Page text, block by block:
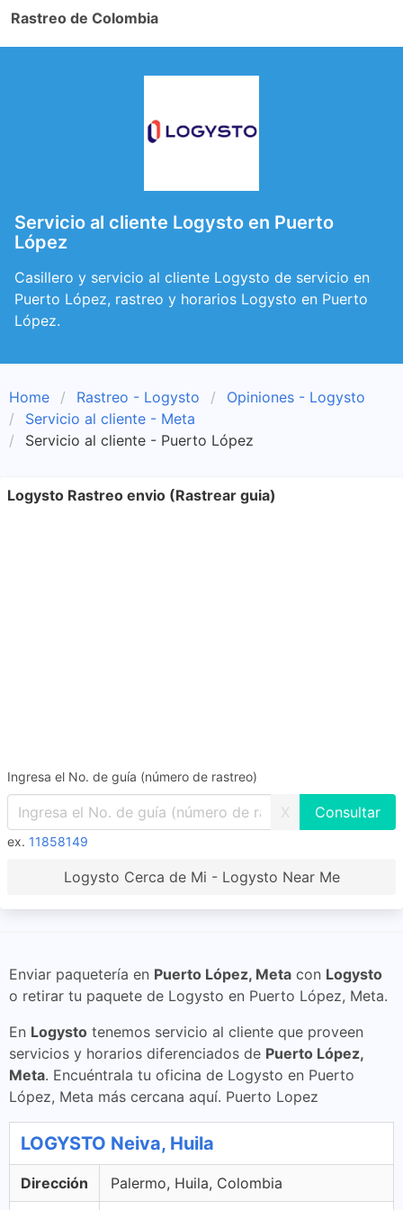
Rastreo de Colombia
Servicio al cliente Logysto en Puerto
López
Casillero y servicio al cliente Logysto de servicio en
Puerto López, rastreo y horarios Logysto en Puerto
López.
Home Rastreo - Logysto
Opiniones - Logysto
Servicio al cliente - Meta
Servicio al cliente - Puerto López
Logysto Rastreo envio (Rastrear guia)
Ingresa el No. de guía (número de rastreo)
X
ex. 11858149
Logysto Cerca de Mi - Logysto Near Me
Enviar paquetería en Puerto López, Meta con Logysto
o retirar tu paquete de Logysto en Puerto López, Meta.
En Logysto tenemos servicio al cliente que proveen
servicios y horarios diferenciados de Puerto López,
Meta. Encuéntrala tu oficina de Logysto en Puerto
López, Meta más cercana aquí. Puerto Lopez
LOGYSTO Neiva, Huila
Dirección Palermo, Huila, Colombia